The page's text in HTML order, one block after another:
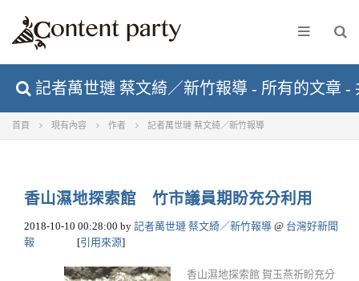
記者萬世璉 蔡文綺／新竹報導 - 所有的文章 -
首頁 現有內容 作者 記者萬世璉 蔡文綺／新竹報導
香山濕地探索館 竹市議員期盼充分利用
2018-10-10 00:28:00 by 記者萬世璉 蔡文綺／新竹報導 @ 台灣好新聞
報
[引用來源]
香山濕地探索館 賀玉燕祈盼充分